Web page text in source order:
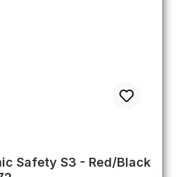
Bewertung von 4 von 5 Sternen
Safety S3 - Red/Black